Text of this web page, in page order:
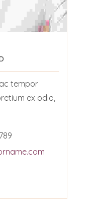
tempor
ex odio,